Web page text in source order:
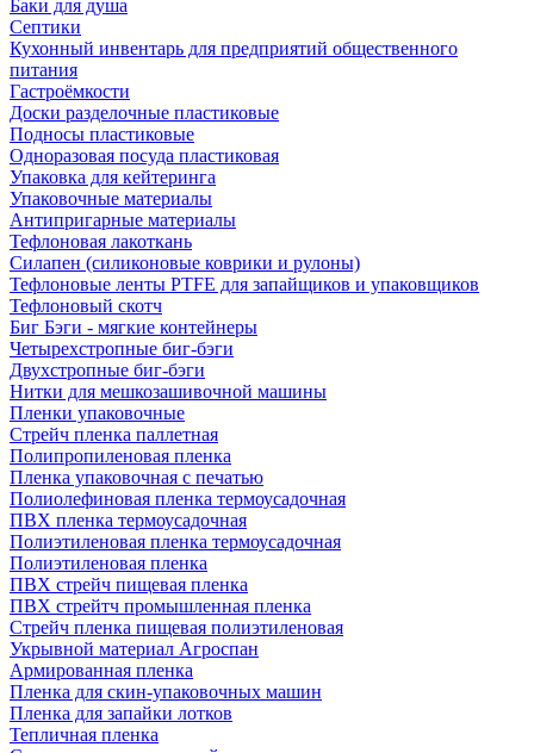
Баки для душа
Септики
Кухонный инвентарь для предприятий общественного
питания
Гастроёмкости
Доски разделочные пластиковые
Подносы пластиковые
Одноразовая посуда пластиковая
Упаковка для кейтеринга
Упаковочные материалы
Антипригарные материалы
Тефлоновая лакоткань
Силапен (силиконовые коврики и рулоны)
Тефлоновые ленты PTFE для запайщиков и упаковщиков
Тефлоновый скотч
Биг Бэги - мягкие контейнеры
Четырехстропные биг-бэги
Двухстропные биг-бэги
Нитки для мешкозашивочной машины
Пленки упаковочные
Стрейч пленка паллетная
Полипропиленовая пленка
Пленка упаковочная с печатью
Полиолефиновая пленка термоусадочная
ПВХ пленка термоусадочная
Полиэтиленовая пленка термоусадочная
Полиэтиленовая пленка
ПВХ стрейч пищевая пленка
ПВХ стрейтч промышленная пленка
Стрейч пленка пищевая полиэтиленовая
Укрывной материал Агроспан
Армированная пленка
Пленка для скин-упаковочных машин
Пленка для запайки лотков
Тепличная пленка